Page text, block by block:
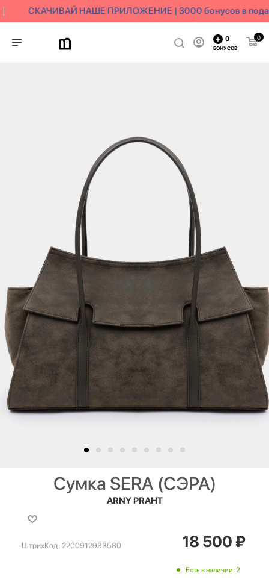
СКАЧИВАЙ НАШЕ ПРИЛОЖЕНИЕ | 3000 бонусов в
0
0
БОНУСОВ
Сумка SERA (СЭРА)
ARNY PRAHT
ШтрихКод: 2200912933580 18 500₽
Есть в наличии: 2